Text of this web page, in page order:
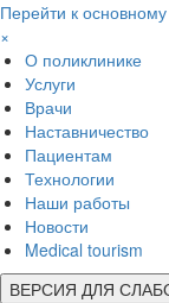
Перейти к
×
О поликлинике
Услуги
Врачи
Наставничество
Пациентам
Технологии
Наши работы
Новости
Medical tourism
ВЕРСИЯ ДЛЯ